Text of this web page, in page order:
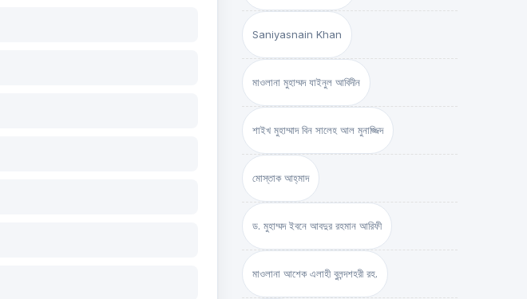
Saniyasnain Khan
মাওলানা মুহাম্মদ যাইনুল আবিদীন
শাইখ মুহাম্মাদ বিন সালেহ আল মুনাজ্জিদ
মোস্তাক আহ্‌মাদ
ড. মুহাম্মদ ইবনে আবদুর রহমান আরিফী
মাওলানা আশেক এলাহী বুলন্দশহরী রহ.